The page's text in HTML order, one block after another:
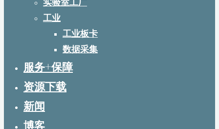
工业
工业板卡
数据采集
服务+保障
资源下载
新闻
博客